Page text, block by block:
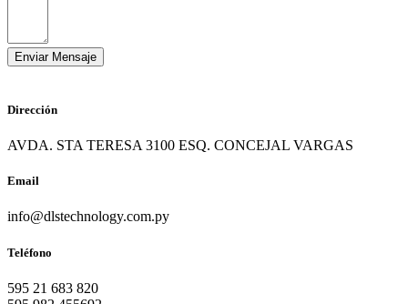
Dirección
AVDA. STA TERESA 3100 ESQ. CONCEJAL VARGAS
Email
info@dlstechnology.com.py
Teléfono
595 21 683 820